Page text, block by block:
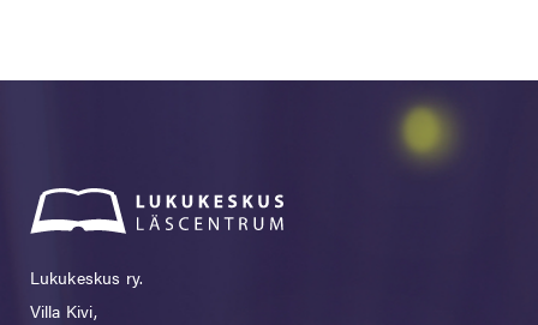
Lukukeskus ry.
Villa Kivi,